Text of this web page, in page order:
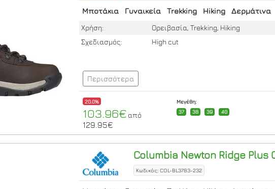
Μποτάκια Γυναικεία Trekking Hiking Δερμάτινα
Χρήση:
Ορειβασία, Trekking, Hiking
Σχεδιασμός:
High cut
Περισσότερα
20.0%
103.96€ από
129.95€
Μεγέθη:
37
38 39 40
Columbia Newton Ridge Plus
Κωδικός: COL-BL3783-232